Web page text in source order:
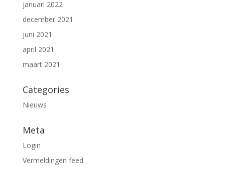
januari 2022
december 2021
juni 2021
april 2021
maart 2021
Categories
Nieuws
Meta
Login
Vermeldingen feed